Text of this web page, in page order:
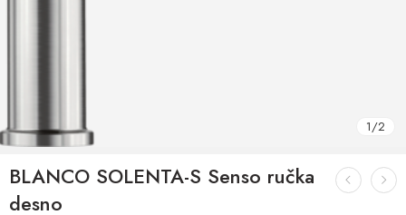
1/2
BLANCO SOLENTA-S Senso ručka
desno